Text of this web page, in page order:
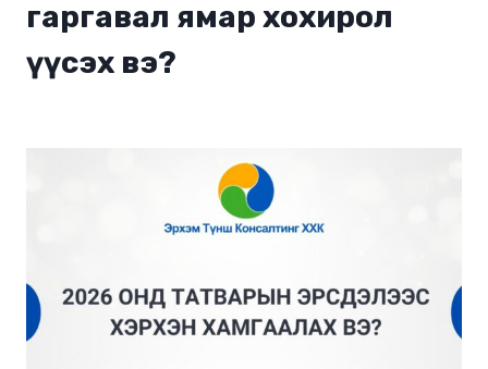
гаргавал ямар хохирол
үүсэх вэ?